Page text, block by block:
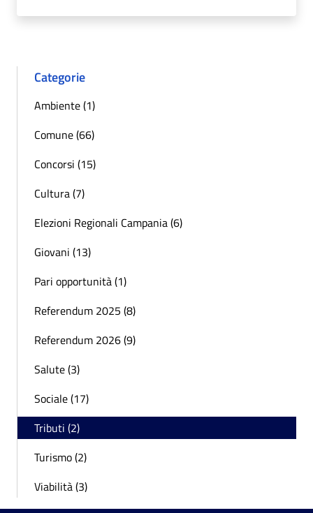
Categorie
Ambiente (1)
Comune (66)
Concorsi (15)
Cultura (7)
Elezioni Regionali Campania (6)
Giovani (13)
Pari opportunità (1)
Referendum 2025 (8)
Referendum 2026 (9)
Salute (3)
Sociale (17)
Tributi (2)
Turismo (2)
Viabilità (3)